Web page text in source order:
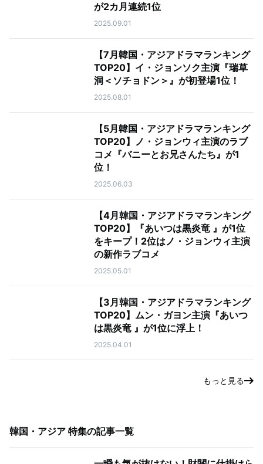
が2カ月連続1位
2025.09.01
【7月韓国・アジアドラマランキング
TOP20】イ・ジョンソク主演『瑞草
洞＜ソチョドン＞』が初登場1位！
2025.08.01
【5月韓国・アジアドラマランキング
TOP20】ノ・ジョンウィ主演のラブ
コメ『バニーとお兄さんたち』が1
位！
2025.06.03
【4月韓国・アジアドラマランキング
TOP20】『あいつは黒炎竜 』が1位
をキープ！2位はノ・ジョンウィ主演
の新作ラブコメ
2025.05.01
【3月韓国・アジアドラマランキング
TOP20】ムン・ガヨン主演『あいつ
は黒炎竜 』が1位に浮上！
2025.04.01
もっと見る
韓国・アジア 特集の記事一覧